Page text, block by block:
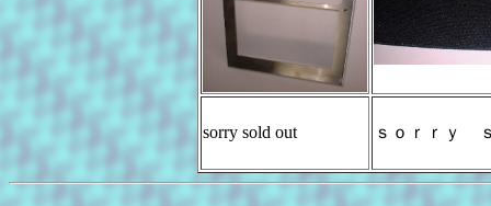
sorry sold out ｓｏｒｒｙ